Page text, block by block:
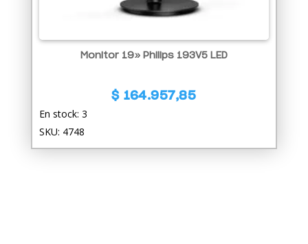
Monitor 19» Philips 193V5 LED
$164.957,85
En stock: 3
SKU: 4748